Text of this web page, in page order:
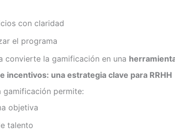
con claridad
el programa
convierte la gamificación en una
incentivos: una estrategia clave para RRHH
gamificación permite:
objetiva
talento